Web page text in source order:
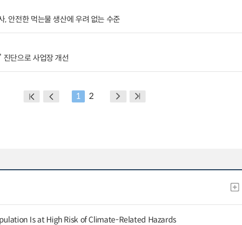
안전한 먹는물 생산에 우려 없는 수준
진단으로 사업장 개선
1 2
Is at High Risk of Climate-Related Hazards